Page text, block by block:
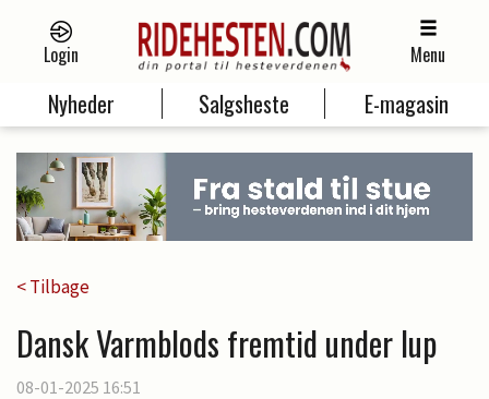
Login Menu
Nyheder Salgsheste E-magasin
< Tilbage
Dansk Varmblods fremtid under lup
08-01-2025 16:51